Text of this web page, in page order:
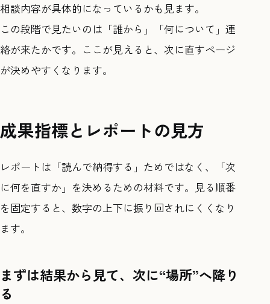
相談内容が具体的になっているかも見ます。
この段階で見たいのは「誰から」「何について」連
絡が来たかです。ここが見えると、次に直すページ
が決めやすくなります。
成果指標とレポートの見方
レポートは「読んで納得する」ためではなく、「次
に何を直すか」を決めるための材料です。見る順番
を固定すると、数字の上下に振り回されにくくなり
ます。
まずは結果から見て、次に“場所”へ降り
る